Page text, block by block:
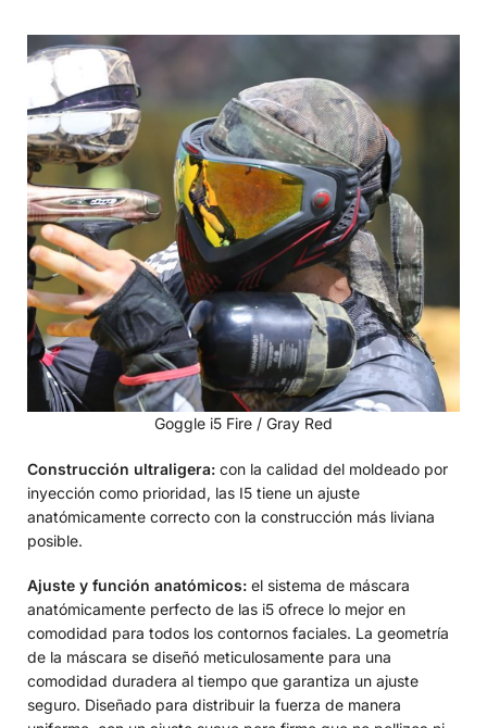
Goggle i5 Fire / Gray Red
Construcción ultraligera: con la calidad del moldeado por
inyección como prioridad, las I5 tiene un ajuste
anatómicamente correcto con la construcción más liviana
posible.
Ajuste y función anatómicos: el sistema de máscara
anatómicamente perfecto de las i5 ofrece lo mejor en
comodidad para todos los contornos faciales. La geometría
de la máscara se diseñó meticulosamente para una
comodidad duradera al tiempo que garantiza un ajuste
seguro. Diseñado para distribuir la fuerza de manera